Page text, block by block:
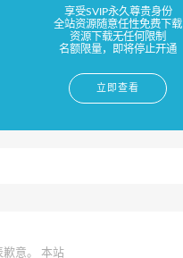
享受SVIP永久尊贵身份
全站资源随意任性免费下载
资源下载无任何限制
名额限量，即将停止开通
立即查看
歉意。 本站